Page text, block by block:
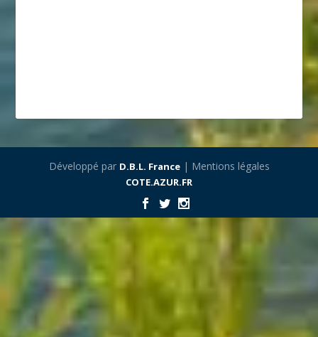
Développé par D.B.L. France| Mentions légales
COTE.AZUR.FR